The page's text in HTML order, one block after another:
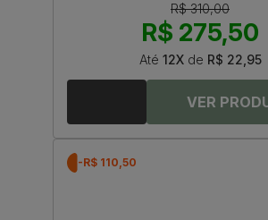
R$ 310,00
R$ 275,50
Até 12Xde R$ 22,95
-R$ 110,50